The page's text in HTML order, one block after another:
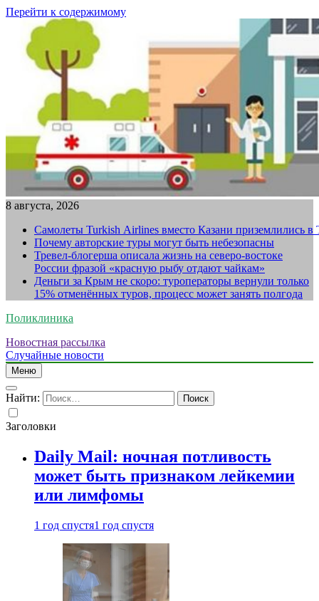
Перейти к содержимому
8 августа, 2026
Самолеты Turkish Airlines вместо Казани приземлились в
Почему авторские туры могут быть небезопасны
Тревел-блогерша описала жизнь на северо-востоке
России фразой «красную рыбу отдают чайкам»
Деньги за Крым не скоро: туроператоры вернули только
15% отменённых туров, процесс может занять полгода
Поликлиника
Новостная рассылка
Случайные новости
Меню
Найти:
Заголовки
Daily Mail: ночная потливость
может быть признаком лейкемии
или лимфомы
1 год спустя1 год спустя